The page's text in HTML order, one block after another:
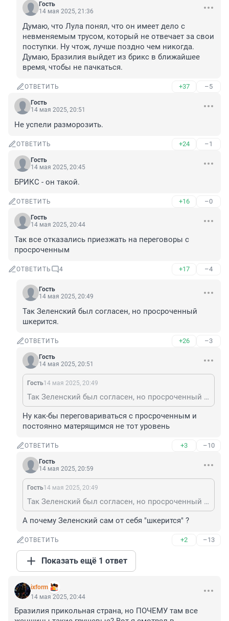
Гость
14 мая 2025, 21:36
Думаю, что Лула понял, что он имеет дело с
невменяемым трусом, который не отвечает за свои
поступки. Ну чтож, лучше поздно чем никогда.
Думаю, Бразилия выйдет из брикс в ближайшее
время, чтобы не пачкаться.
ОТВЕТИТЬ +37 –5
Гость
14 мая 2025, 20:51
Не успели разморозить.
ОТВЕТИТЬ +24 –1
Гость
14 мая 2025, 20:45
БРИКС - он такой.
ОТВЕТИТЬ +16 –0
Гость
14 мая 2025, 20:44
Так все отказались приезжать на переговоры с
просроченным
ОТВЕТИТЬ 4 +17 –4
Гость
14 мая 2025, 20:49
Так Зеленский был согласен, но просроченный
шкерится.
ОТВЕТИТЬ +26 –3
Гость
14 мая 2025, 20:51
Гость14 мая 2025, 20:49
Так Зеленский был согласен, но просроченный шкерится.
Ну как-бы переговариваться с просроченным и
постоянно матерящимся не тот уровень
ОТВЕТИТЬ +3 –10
Гость
14 мая 2025, 20:59
Гость14 мая 2025, 20:49
Так Зеленский был согласен, но просроченный шкерится.
А почему Зеленский сам от себя "шкерится" ?
ОТВЕТИТЬ +2 –13
Показать ещё 1 ответ
ixform
14 мая 2025, 20:44
Бразилия прикольная страна, но ПОЧЕМУ там все